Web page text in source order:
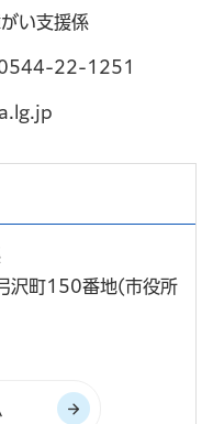
い支援係
22-1251
沢町150番地(市役所